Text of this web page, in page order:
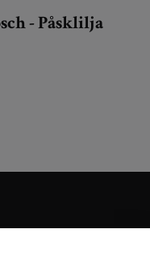
- Påsklilja